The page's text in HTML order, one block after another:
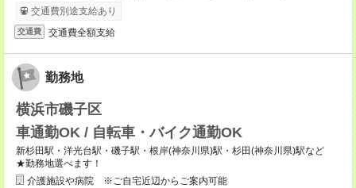
交通費別途支給あり
交通費 交通費全額支給
勤務地
横浜市磯子区
車通勤OK / 自転車・バイク通勤OK
新杉田駅・洋光台駅・磯子駅・根岸(神奈川県)駅・杉田(神奈川県)駅など
★勤務地選べます！
介護施設や病院 ※ご自宅近辺からご案内可能